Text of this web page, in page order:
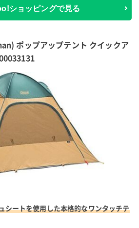
ショッピングで見る
ポップアップテント クイックア
シートを使用した本格的なワンタッチテ